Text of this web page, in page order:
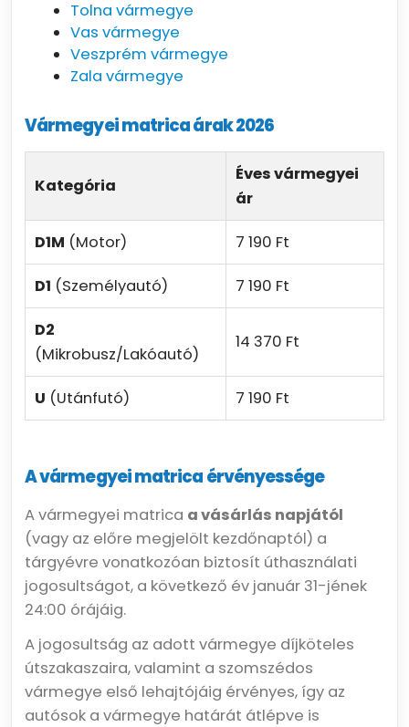
Tolna vármegye
Vas vármegye
Veszprém vármegye
Zala vármegye
Vármegyei matrica árak 2026
Kategória
Éves vármegyei
ár
D1M (Motor) 7 190 Ft
D1 (Személyautó) 7 190 Ft
D2
(Mikrobusz/Lakóautó)
14 370 Ft
U (Utánfutó) 7 190 Ft
A vármegyei matrica érvényessége
A vármegyei matrica a vásárlás napjától
(vagy az előre megjelölt kezdőnaptól) a
tárgyévre vonatkozóan biztosít úthasználati
jogosultságot, a következő év január 31-jének
24:00 órájáig.
A jogosultság az adott vármegye díjköteles
útszakaszaira, valamint a szomszédos
vármegye első lehajtójáig érvényes, így az
autósok a vármegye határát átlépve is